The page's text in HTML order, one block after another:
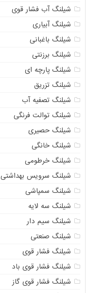
شیلنگ آب فشار قوی
شیلنگ آبیاری
شیلنگ باغبانی
شیلنگ برزنتی
شیلنگ پارچه ای
شیلنگ تزریق
شیلنگ تصفیه آب
شیلنگ توالت فرنگی
شیلنگ حصیری
شیلنگ خانگی
شیلنگ خرطومی
شیلنگ سرویس بهداشتی
شیلنگ سمپاشی
شیلنگ سه لایه
شیلنگ سیم دار
شیلنگ صنعتی
شیلنگ فشار قوی
شیلنگ فشار قوی باد
شیلنگ فشار قوی گاز